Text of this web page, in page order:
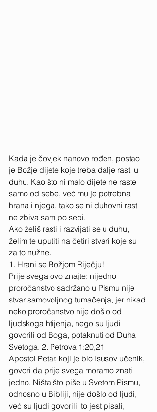
Kada je čovjek nanovo rođen, postao
je Božje dijete koje treba dalje rasti u
duhu. Kao što ni malo dijete ne raste
samo od sebe, već mu je potrebna
hrana i njega, tako se ni duhovni rast
ne zbiva sam po sebi.
Ako želiš rasti i razvijati se u duhu,
želim te uputiti na četiri stvari koje su
za to nužne.
1. Hrani se Božjom Riječju!
Prije svega ovo znajte: nijedno
proročanstvo sadržano u Pismu nije
stvar samovoljnog tumačenja, jer nikad
neko proročanstvo nije došlo od
ljudskoga htijenja, nego su ljudi
govorili od Boga, potaknuti od Duha
Svetoga. 2. Petrova 1:20,21
Apostol Petar, koji je bio Isusov učenik,
govori da prije svega moramo znati
jedno. Ništa što piše u Svetom Pismu,
odnosno u Bibliji, nije došlo od ljudi,
već su ljudi govorili, to jest pisali,